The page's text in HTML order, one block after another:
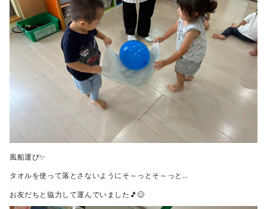
風船運び✨
タオルを使って落とさないようにそ～っとそ～っと…
お友だちと協力して運んでいました🎵😊